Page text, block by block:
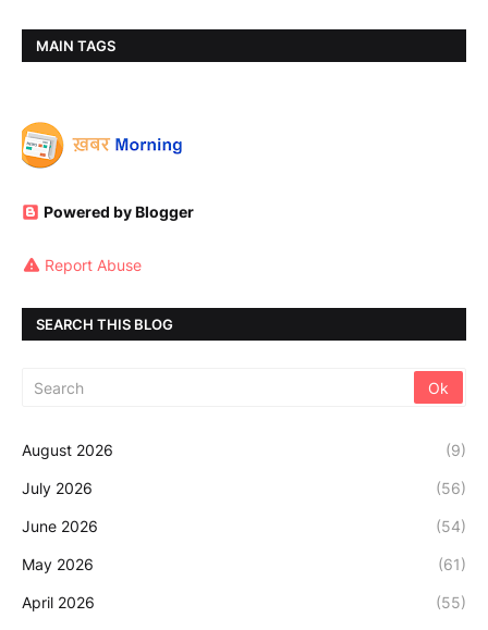
MAIN TAGS
Powered by Blogger
Report Abuse
SEARCH THIS BLOG
August 2026 (9)
July 2026 (56)
June 2026 (54)
May 2026 (61)
April 2026 (55)